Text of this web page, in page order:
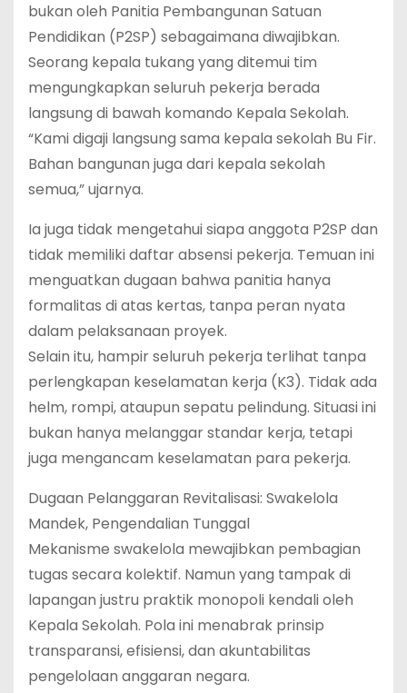
bukan oleh Panitia Pembangunan Satuan
Pendidikan (P2SP) sebagaimana diwajibkan.
Seorang kepala tukang yang ditemui tim
mengungkapkan seluruh pekerja berada
langsung di bawah komando Kepala Sekolah.
“Kami digaji langsung sama kepala sekolah Bu Fir.
Bahan bangunan juga dari kepala sekolah
semua,” ujarnya.
Ia juga tidak mengetahui siapa anggota P2SP dan
tidak memiliki daftar absensi pekerja. Temuan ini
menguatkan dugaan bahwa panitia hanya
formalitas di atas kertas, tanpa peran nyata
dalam pelaksanaan proyek.
Selain itu, hampir seluruh pekerja terlihat tanpa
perlengkapan keselamatan kerja (K3). Tidak ada
helm, rompi, ataupun sepatu pelindung. Situasi ini
bukan hanya melanggar standar kerja, tetapi
juga mengancam keselamatan para pekerja.
Dugaan Pelanggaran Revitalisasi: Swakelola
Mandek, Pengendalian Tunggal
Mekanisme swakelola mewajibkan pembagian
tugas secara kolektif. Namun yang tampak di
lapangan justru praktik monopoli kendali oleh
Kepala Sekolah. Pola ini menabrak prinsip
transparansi, efisiensi, dan akuntabilitas
pengelolaan anggaran negara.